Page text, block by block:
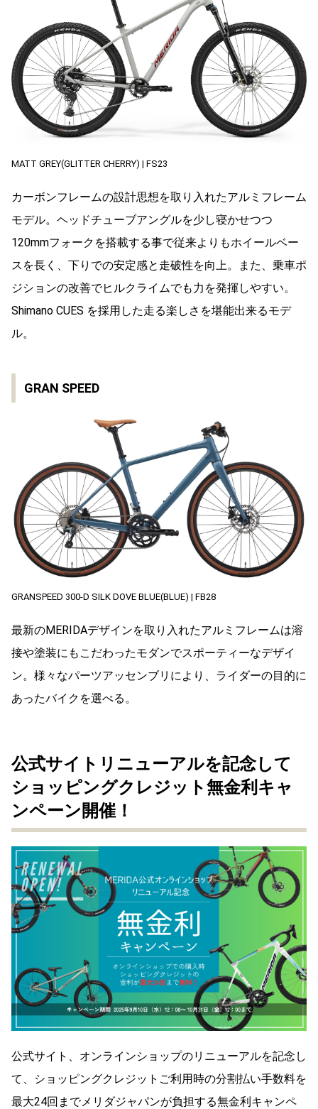
MATT GREY(GLITTER CHERRY) | FS23
カーボンフレームの設計思想を取り入れたアルミフレーム
モデル。ヘッドチューブアングルを少し寝かせつつ
120mmフォークを搭載する事で従来よりもホイールベー
スを長く、下りでの安定感と走破性を向上。また、乗車ポ
ジションの改善でヒルクライムでも力を発揮しやすい。
Shimano CUES を採用した走る楽しさを堪能出来るモデ
ル。
GRAN SPEED
GRANSPEED 300-D SILK DOVE BLUE(BLUE) | FB28
最新のMERIDAデザインを取り入れたアルミフレームは溶
接や塗装にもこだわったモダンでスポーティーなデザイ
ン。様々なパーツアッセンブリにより、ライダーの目的に
あったバイクを選べる。
公式サイトリニューアルを記念して
ショッピングクレジット無金利キャ
ンペーン開催！
公式サイト、オンラインショップのリニューアルを記念し
て、ショッピングクレジットご利用時の分割払い手数料を
最大24回までメリダジャパンが負担する無金利キャンペ